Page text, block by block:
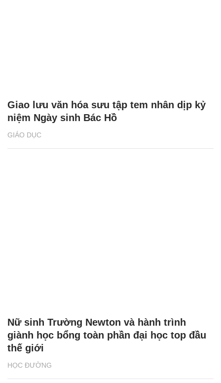
GIÁO DỤC
Giao lưu văn hóa sưu tập tem nhân dịp kỷ
niệm Ngày sinh Bác Hồ
HỌC ĐƯỜNG
Nữ sinh Trường Newton và hành trình
giành học bổng toàn phần đại học top đầu
thế giới